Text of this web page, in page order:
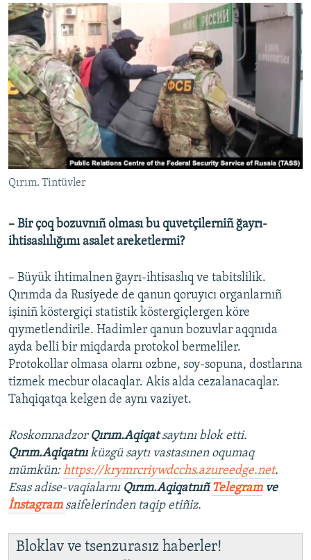
Qırım. Tintüvler
– Bir çoq bozuvnıñ olması bu quvetçilerniñ ğayrı-
ihtisaslılığımı asalet areketlermi?
– Büyük ihtimalnen ğayrı-ihtisaslıq ve tabitslilik.
Qırımda da Rusiyede de qanun qoruyıcı organlarnıñ
işiniñ köstergiçi statistik köstergiçlergen köre
qıymetlendirile. Hadimler qanun bozuvlar aqqnıda
ayda belli bir miqdarda protokol bermeliler.
Protokollar olmasa olarnı ozbne, soy-sopuna, dostlarına
tizmek mecbur olacaqlar. Akis alda cezalanacaqlar.
Tahqiqatqa kelgen de aynı vaziyet.
Roskomnadzor Qırım.Aqiqatsaytını blok etti.
Qırım.Aqiqatnıküzgü saytı vastasınen oqumaq
mümkün:https://krymrcriywdcchs.azureedge.net.
Esas adise-vaqialarnı Qırım.AqiqatnıñTelegramve
İnstagram saifelerinden taqip etiñiz.
Bloklav ve tsenzurasız haberler!